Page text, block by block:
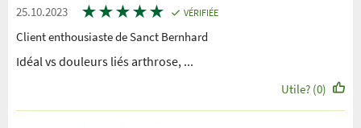
25.10.2023 ★★★★★ VÉRIFIÉE
Client enthousiaste de Sanct Bernhard
Idéal vs douleurs liés arthrose, ...
Utile? (0)